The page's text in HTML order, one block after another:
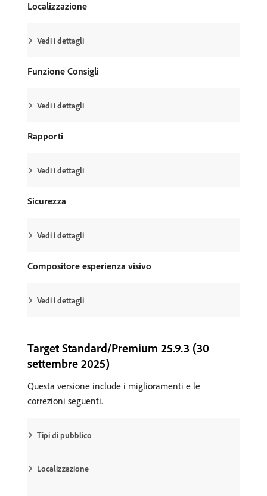
Localizzazione
Vedi i dettagli
Funzione Consigli
Vedi i dettagli
Rapporti
Vedi i dettagli
Sicurezza
Vedi i dettagli
Compositore esperienza visivo
Vedi i dettagli
Target Standard/Premium 25.9.3 (30
settembre 2025)
Questa versione include i miglioramenti e le
correzioni seguenti.
Tipi di pubblico
Localizzazione